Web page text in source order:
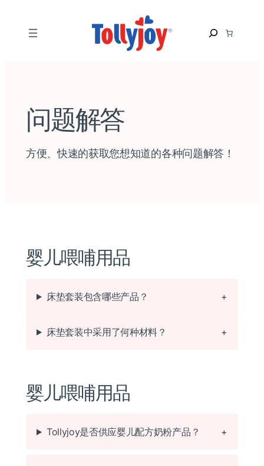
e
问题解答
方便、快速的获取您想知道的各种问题解答！
婴儿喂哺用品
床垫套装包含哪些产品？
床垫套装中采用了何种材料？
婴儿喂哺用品
Tollyjoy是否供应婴儿配方奶粉产品？